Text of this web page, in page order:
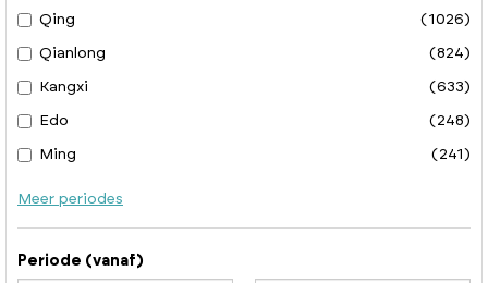
Qing
(1026)
Qianlong (824)
Kangxi (633)
Edo (248)
Ming (241)
Meer periodes
Periode (vanaf)